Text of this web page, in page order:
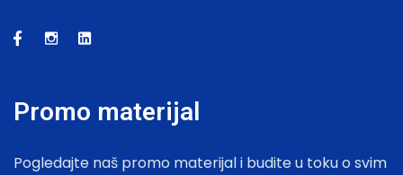
Promo materijal
Pogledajte naš promo materijal i budite u toku o svim